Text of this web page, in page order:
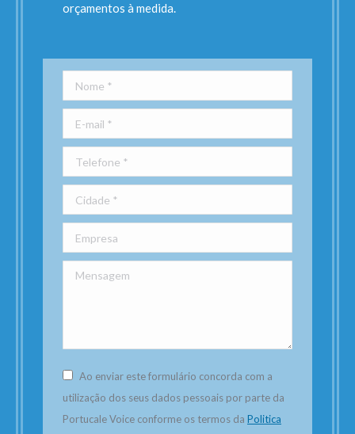
orçamentos à medida.
Nome *
E-mail *
Telefone *
Cidade *
Empresa
Mensagem
Ao enviar este formulário concorda com a
utilização dos seus dados pessoais por parte da
Portucale Voice conforme os termos da Politica